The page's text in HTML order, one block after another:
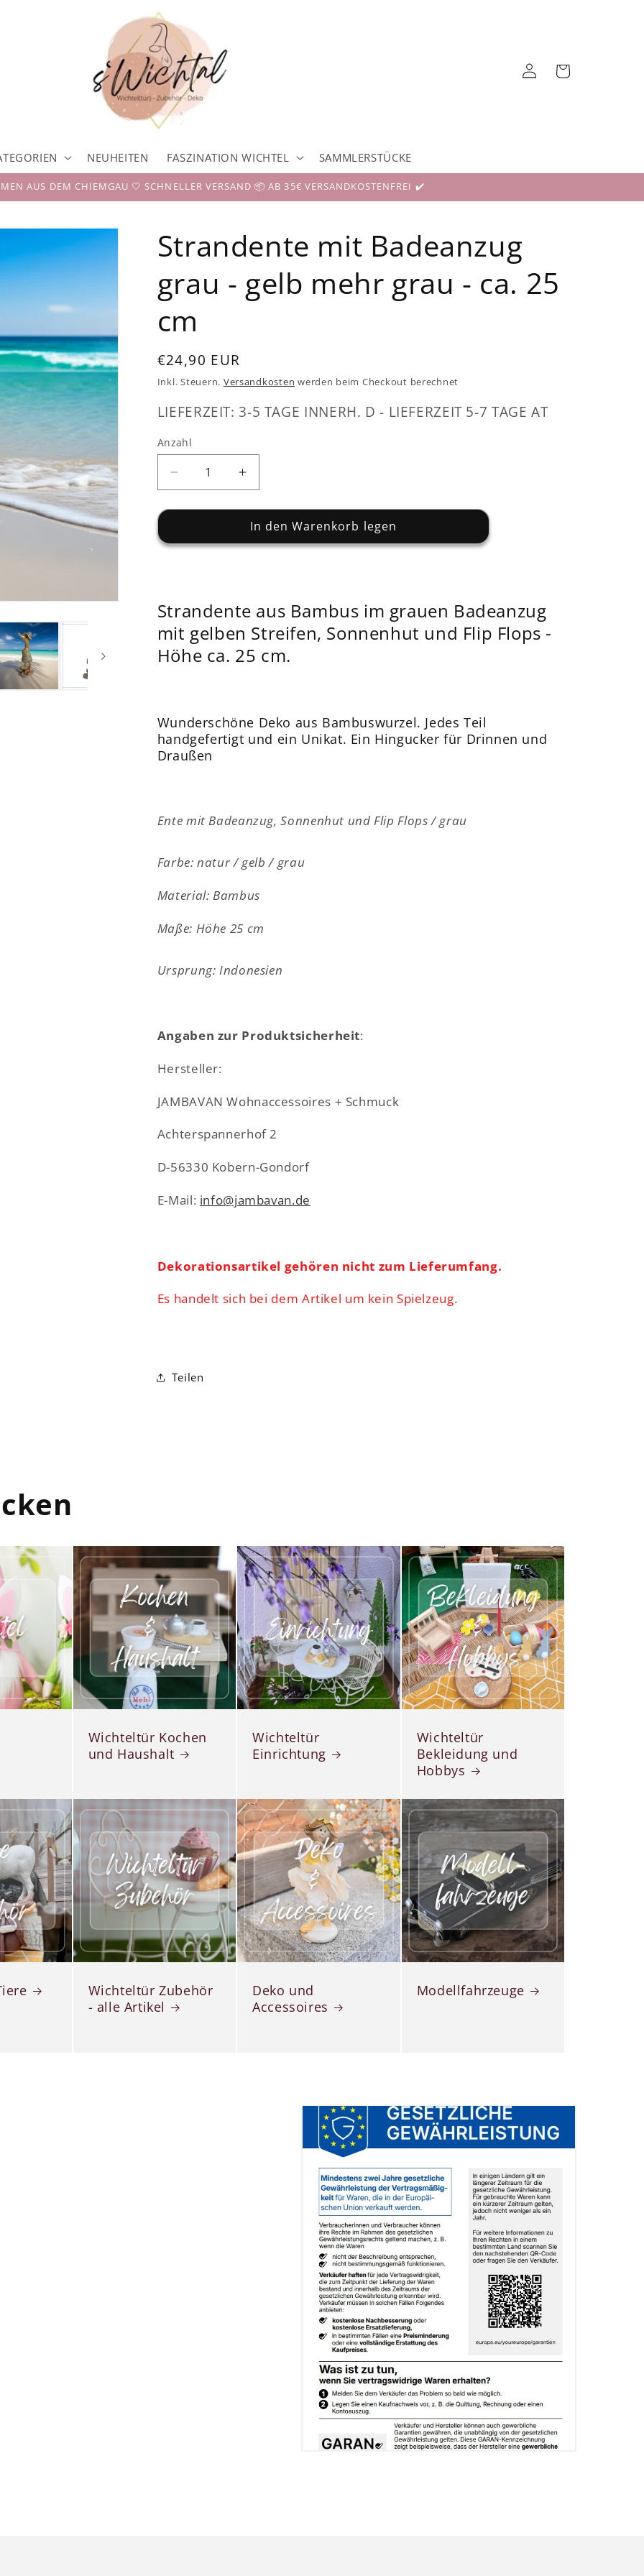
NEUHEITEN FASZINATION WICHTEL SAMMLERSTÜCKE
EinloggenWarenkorb
AUS DEM CHIEMGAU 🤍 SCHNELLER VERSAND 📦 AB 35€ VERSANDKOSTENFREI ✔️
Strandente mit Badeanzug
grau - gelb mehr grau - ca. 25
cm
Normaler
Preis
€24,90 EUR
Inkl. Steuern. Versandkosten werden beim Checkout berechnet
LIEFERZEIT: 3-5 TAGE INNERH. D - LIEFERZEIT 5-7 TAGE AT
Anzahl
Verringere
die
Menge
Strandente
-
gelb
mehr
grau
Erhöhe
die
Menge
für
Strandente
-
gelb
mehr
grau
cm
In den Warenkorb legen
Strandente aus Bambus im grauen Badeanzug
mit gelben Streifen, Sonnenhut und Flip Flops -
Höhe ca. 25 cm.
Wunderschöne Deko aus Bambuswurzel. Jedes Teil
handgefertigt und ein Unikat. Ein Hingucker für Drinnen und
Draußen
Ente mit Badeanzug, Sonnenhut und Flip Flops / grau
Farbe: natur / gelb / grau
Material: Bambus
Maße: Höhe 25 cm
Ursprung: Indonesien
Angaben zur Produktsicherheit:
Hersteller:
JAMBAVAN Wohnaccessoires + Schmuck
Achterspannerhof 2
D-56330 Kobern-Gondorf
E-Mail: info@jambavan.de
Dekorationsartikel gehören nicht zum Lieferumfang.
Es handelt sich bei dem Artikel um kein Spielzeug.
Teilen
Wichteltür Kochen
und Haushalt
Wichteltür
Einrichtung
Wichteltür
Bekleidung und
Hobbys
Wichteltür Zubehör
- alle Artikel
Deko und
Accessoires
Modellfahrzeuge